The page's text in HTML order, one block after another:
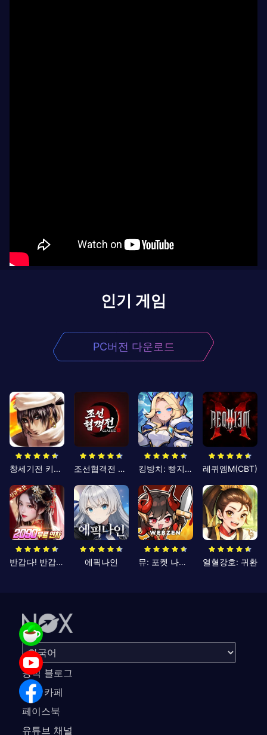
인기 게임
PC버전 다운로드
창세기전 키우기 조선협객전 클래식 킹방치: 빵지의 제왕 레퀴엠M(CBT)
반갑다! 반갑삼국지 에픽나인 뮤: 포켓 나이츠 열혈강호: 귀환
공식 블로그
공식 카페
페이스북
유튜브 채널